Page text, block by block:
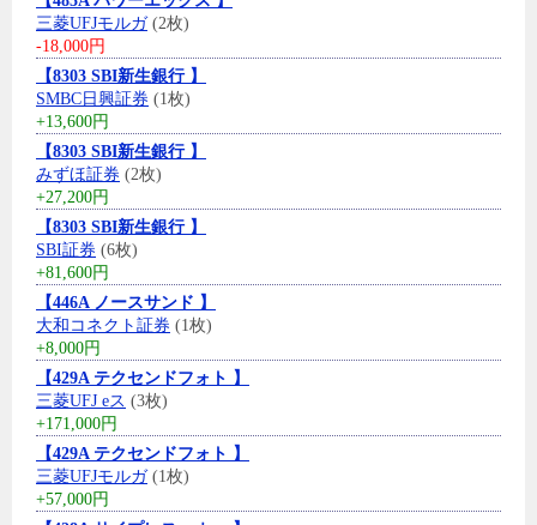
三菱UFJモルガ(2枚)
-18,000円
【8303 SBI新生銀行 】
SMBC日興証券 (1枚)
+13,600円
【8303 SBI新生銀行 】
みずほ証券 (2枚)
+27,200円
【8303 SBI新生銀行 】
SBI証券 (6枚)
+81,600円
【446A ノースサンド 】
大和コネクト証券 (1枚)
+8,000円
【429A テクセンドフォト 】
三菱UFJ eス (3枚)
+171,000円
【429A テクセンドフォト 】
三菱UFJモルガ(1枚)
+57,000円